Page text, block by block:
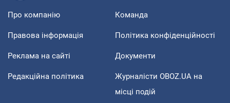
Про компанію Команда
Правова інформація Політика конфіденційності
Реклама на сайті Документи
Редакційна політика
Журналісти OBOZ.UA на
місці подій